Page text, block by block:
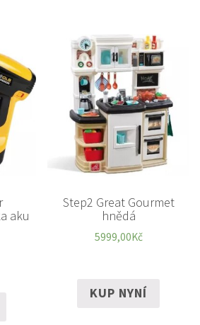
aku
Step2 Great Gourmet
hnědá
5999,00Kč
KUP NYNÍ